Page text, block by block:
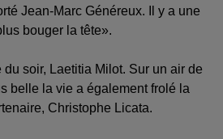
Jean-Marc Généreux. Il y a une
bouger la tête».
soir, Laetitia Milot. Sur un air de
belle la vie a également frolé la
Christophe Licata.